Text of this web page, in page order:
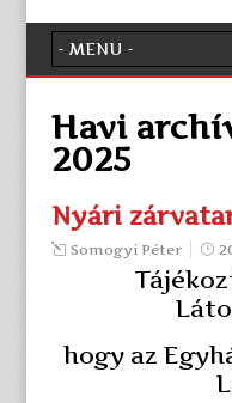
Havi
2025
Nyári
Somogyi Péter
hogy az